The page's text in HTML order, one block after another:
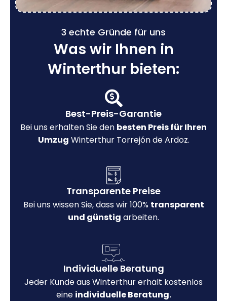
3 echte Gründe für uns
Was wir Ihnen in
Winterthur bieten:
Best-Preis-Garantie
Bei uns erhalten Sie den besten Preis für Ihren
Umzug Winterthur Torrejón de Ardoz.
Transparente Preise
Bei uns wissen Sie, dass wir 100% transparent
und günstig arbeiten.
Individuelle Beratung
Jeder Kunde aus Winterthur erhält kostenlos
eine individuelle Beratung.